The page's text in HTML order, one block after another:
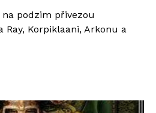
podzim přivezou
Ray, Korpiklaani, Arkonu a